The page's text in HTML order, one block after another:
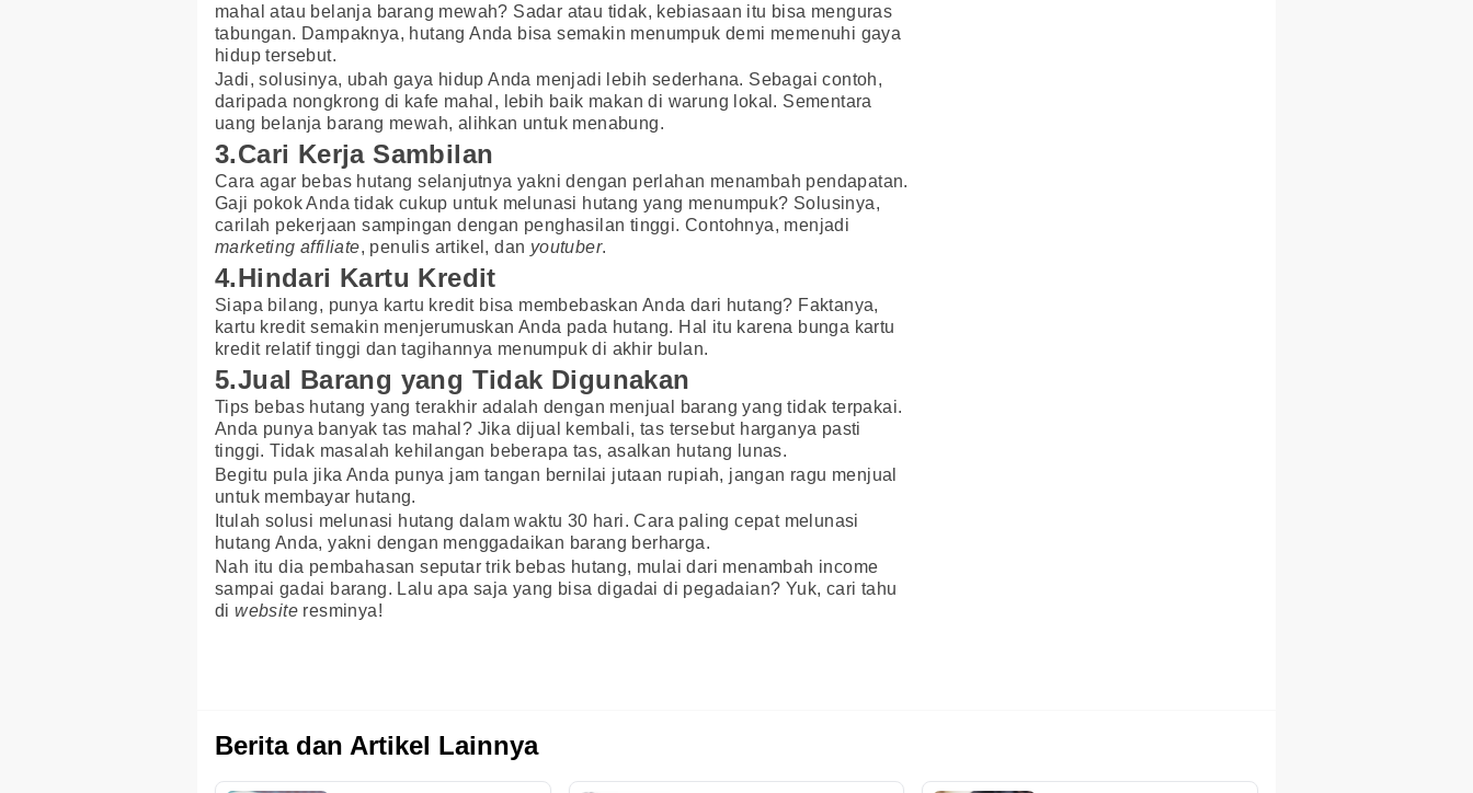
mahal atau belanja barang mewah? Sadar atau tidak, kebiasaan itu bisa menguras
tabungan. Dampaknya, hutang Anda bisa semakin menumpuk demi memenuhi gaya
hidup tersebut.
Jadi, solusinya, ubah gaya hidup Anda menjadi lebih sederhana. Sebagai contoh,
daripada nongkrong di kafe mahal, lebih baik makan di warung lokal. Sementara
uang belanja barang mewah, alihkan untuk menabung.
3.Cari Kerja Sambilan
Cara agar bebas hutang selanjutnya yakni dengan perlahan menambah pendapatan.
Gaji pokok Anda tidak cukup untuk melunasi hutang yang menumpuk? Solusinya,
carilah pekerjaan sampingan dengan penghasilan tinggi. Contohnya, menjadi
marketing affiliate, penulis artikel, dan youtuber.
4.Hindari Kartu Kredit
Siapa bilang, punya kartu kredit bisa membebaskan Anda dari hutang? Faktanya,
kartu kredit semakin menjerumuskan Anda pada hutang. Hal itu karena bunga kartu
kredit relatif tinggi dan tagihannya menumpuk di akhir bulan.
5.Jual Barang yang Tidak Digunakan
Tips bebas hutang yang terakhir adalah dengan menjual barang yang tidak terpakai.
Anda punya banyak tas mahal? Jika dijual kembali, tas tersebut harganya pasti
tinggi. Tidak masalah kehilangan beberapa tas, asalkan hutang lunas.
Begitu pula jika Anda punya jam tangan bernilai jutaan rupiah, jangan ragu menjual
untuk membayar hutang.
Itulah solusi melunasi hutang dalam waktu 30 hari. Cara paling cepat melunasi
hutang Anda, yakni dengan menggadaikan barang berharga.
Nah itu dia pembahasan seputar trik bebas hutang, mulai dari menambah income
sampai gadai barang. Lalu apa saja yang bisa digadai di pegadaian? Yuk, cari tahu
diwebsite resminya!
Berita dan Artikel Lainnya